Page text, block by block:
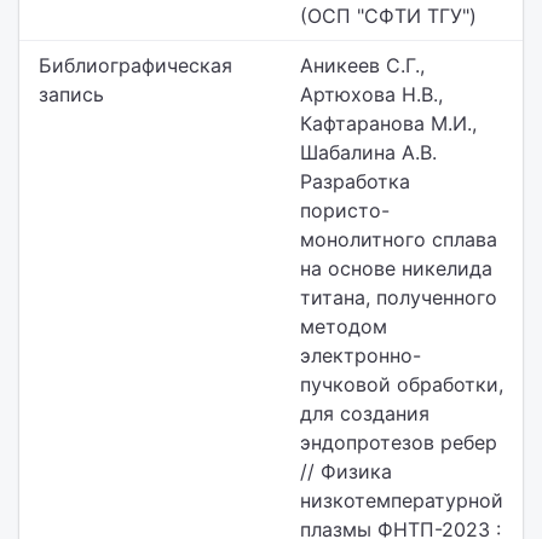
(ОСП "СФТИ ТГУ")
Библиографическая
запись
Аникеев С.Г.,
Артюхова Н.В.,
Кафтаранова М.И.,
Шабалина А.В.
Разработка
пористо-
монолитного сплава
на основе никелида
титана, полученного
методом
электронно-
пучковой обработки,
для создания
эндопротезов ребер
// Физика
низкотемпературной
плазмы ФНТП-2023 :